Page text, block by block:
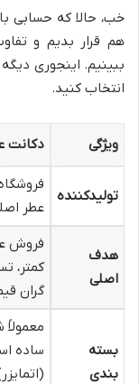
خب، حالا که حسابی با
هم قرار بدیم و
ببینیم. اینجوری
انتخاب کنید.
ویژگی دکانت
تولیدکننده
عطر
هدف
اصلی
فروش
کمتر،
گران
بسته
بندی
ساده